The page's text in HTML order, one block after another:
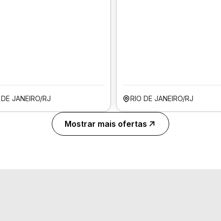
JANEIRO/RJ RIO DE JANEIRO/RJ
Mostrar mais ofertas